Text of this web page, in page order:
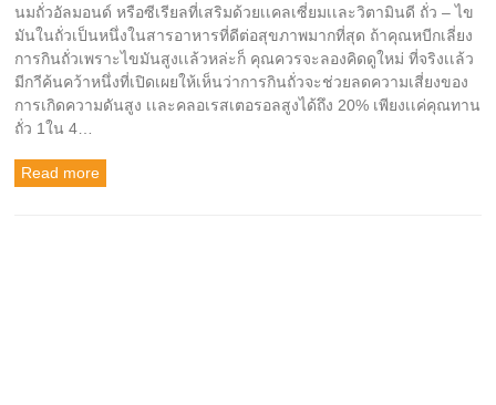
นมถั่วอัลมอนด์ หรือซีเรียลที่เสริมด้วยเเคลเซี่ยมเเละวิตามินดี ถั่ว – ไข
มันในถั่วเป็นหนึ่งในสารอาหารที่ดีต่อสุขภาพมากที่สุด ถ้าคุณหบีกเลี่ยง
การกินถั่วเพราะไขมันสูงเเล้วหล่ะก็ คุณควรจะลองคิดดูใหม่ ที่จริงเเล้ว
มีกาีค้นคว้าหนึ่งที่เปิดเผยให้เห็นว่าการกินถั่วจะช่วยลดความเสี่ยงของ
การเกิดความดันสูง เเละคลอเรสเตอรอลสูงได้ถึง 20% เพียงเเค่คุณทาน
ถั่ว 1ใน 4…
Read more